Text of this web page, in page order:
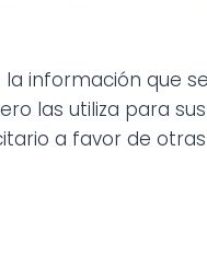
información que
las utiliza para
a favor de otras